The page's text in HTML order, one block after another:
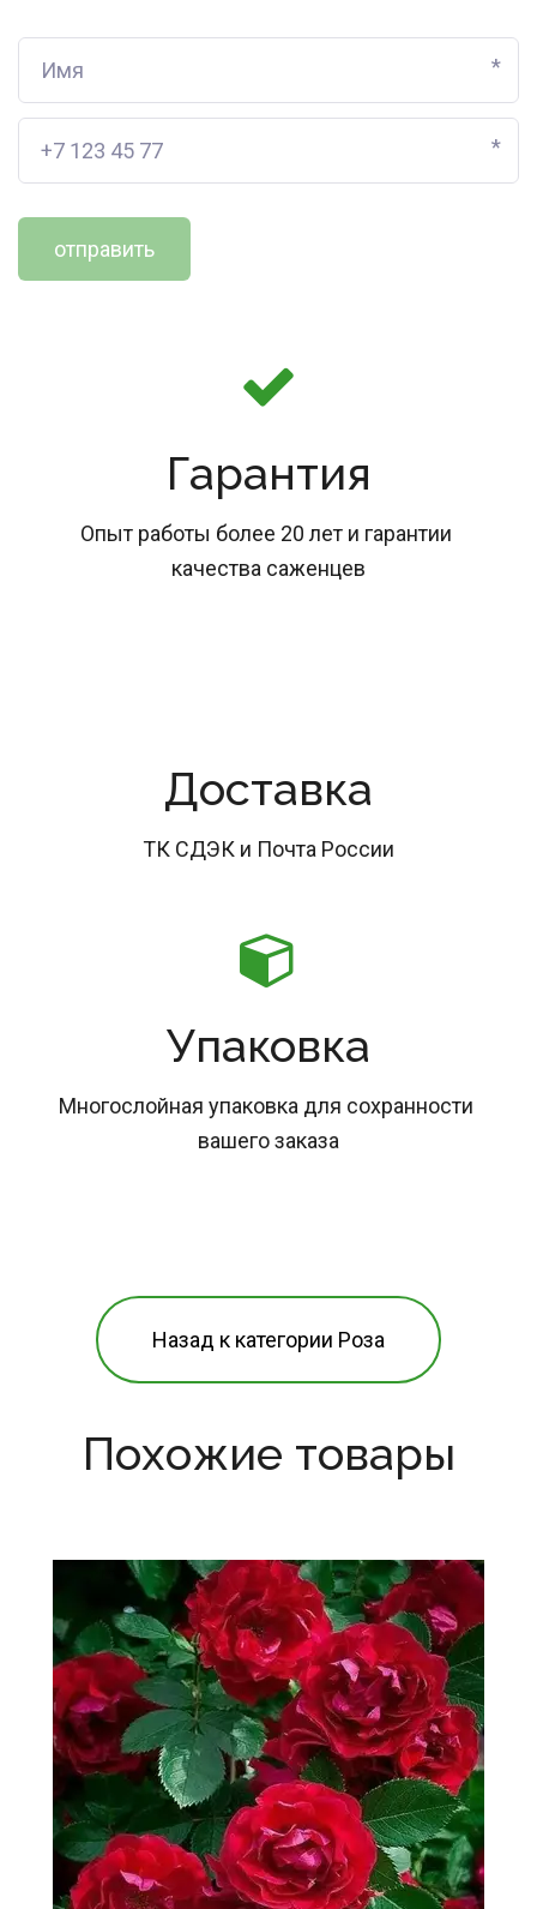
*
*
отправить
Гарантия
Опыт работы более 20 лет и гарантии
качества саженцев
Доставка
ТК СДЭК и Почта России
Упаковка
Многослойная упаковка для сохранности
вашего заказа
Назад к категории Роза
Похожие товары